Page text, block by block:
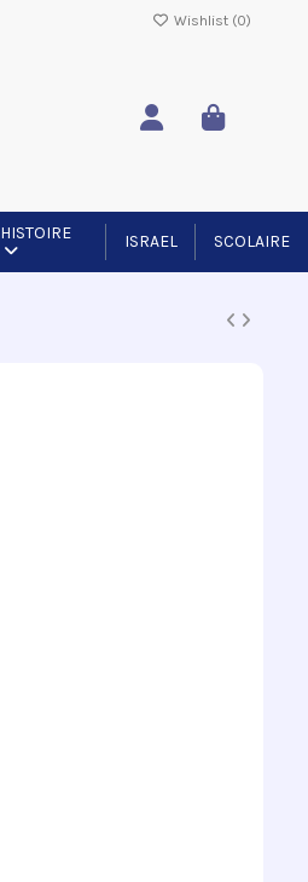
Wishlist (0)
HISTOIRE ISRAEL SCOLAIRE